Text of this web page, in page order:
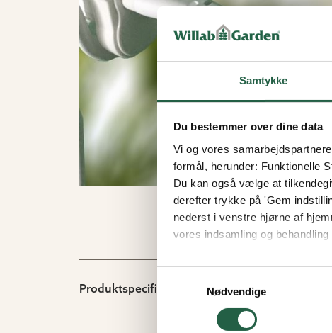
Samtykke
Du bestemmer over dine data
Vi og vores
formål, herunder: Funktionelle
Du kan også vælge at
derefter trykke på 'Gem
nederst i venstre hjørne af
vores indsamling og
Få flere oplysninger om,
Nødvendige
Produktspecifikation